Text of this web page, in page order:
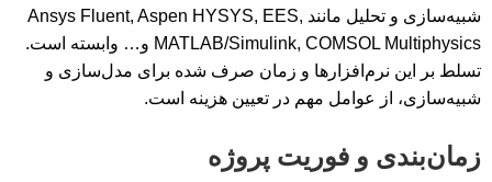
شبیه‌سازی و تحلیل مانند Ansys Fluent, Aspen HYSYS, EES,
MATLAB/Simulink, COMSOL Multiphysics و… وابسته است.
تسلط بر این نرم‌افزارها و زمان صرف شده برای مدل‌سازی و
شبیه‌سازی، از عوامل مهم در تعیین هزینه است.
زمان‌بندی و فوریت پروژه